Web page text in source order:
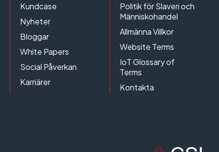
Kundcase
Nyheter
Bloggar
White Papers
Social Påverkan
Karriärer
Politik för Slaveri och
Människohandel
Allmänna Villkor
Website Terms
IoT Glossary of
Terms
Kontakta